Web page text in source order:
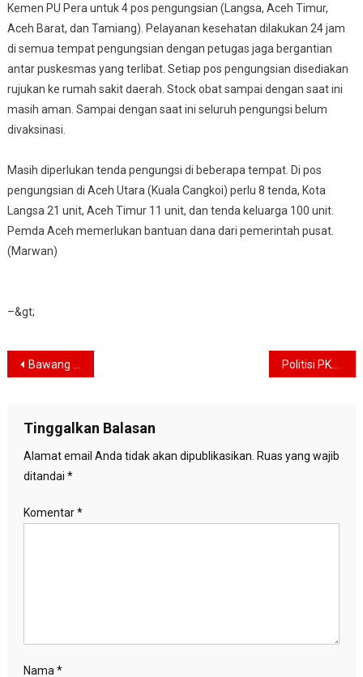
Kemen PU Pera untuk 4 pos pengungsian (Langsa, Aceh Timur,
Aceh Barat, dan Tamiang). Pelayanan kesehatan dilakukan 24 jam
di semua tempat pengungsian dengan petugas jaga bergantian
antar puskesmas yang terlibat. Setiap pos pengungsian disediakan
rujukan ke rumah sakit daerah. Stock obat sampai dengan saat ini
masih aman. Sampai dengan saat ini seluruh pengungsi belum
divaksinasi.
Masih diperlukan tenda pengungsi di beberapa tempat. Di pos
pengungsian di Aceh Utara (Kuala Cangkoi) perlu 8 tenda, Kota
Langsa 21 unit, Aceh Timur 11 unit, dan tenda keluarga 100 unit.
Pemda Aceh memerlukan bantuan dana dari pemerintah pusat.
(Marwan)
–&gt;
Navigasi
Bawang Merah Ilegal Masuk Pasar, DPR Desak Pemerintah Awasi Politisi PKS : Terorisme Tidak Punya Ideologi, Kecuali Membuat Kekacauan
Tinggalkan Balasan
Alamat email Anda tidak akan dipublikasikan. Ruas yang wajib
ditandai *
Komentar*
Nama *